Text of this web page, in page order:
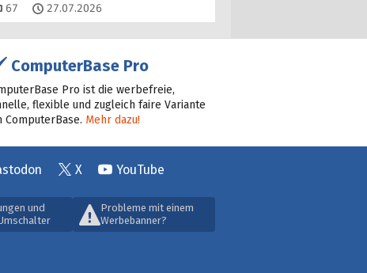
67 Kommentare
27.07.2026
ComputerBase Pro
Pro ist die werbefreie,
flexible und zugleich faire Variante
ComputerBase. Mehr dazu!
X YouTube
und
Probleme mit einem
Werbebanner?